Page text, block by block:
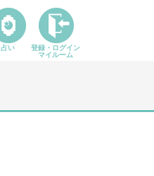
占い
登録・ログイン
マイルーム